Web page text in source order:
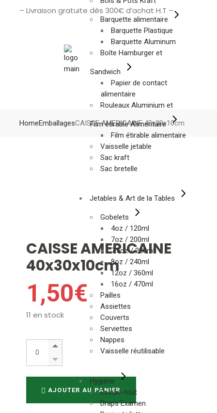
– Livraison gratuite dès 300€ d’achat H.T –
Barquette alimentaire
Barquette Plastique
Barquette Aluminum
Boîte Hamburger et
Sandwich
Papier de contact
alimentaire
Rouleaux Aluminium et
Film étirable Alimentaire
Film étirable alimentaire
Vaisselle jetable
Sac kraft
Sac bretelle
Jetables & Art de la Tables
Gobelets
4oz / 120ml
7oz / 200ml
7.5oz / 220ml
8oz / 240ml
12oz / 360ml
16oz / 470ml
Pailles
Assiettes
Couverts
Serviettes
Nappes
Vaisselle réutilisable
Hygiène
Essuie-tout
Draps Examen
HomeEmballagesCAISSE AMERICAINE 40x30x10cm
CAISSE AMERICAINE
40x30x10cm
1,50€
11 en stock
CAISSE AMERICAINE 40x30x10cm quantity
AJOUTER AU PANIER